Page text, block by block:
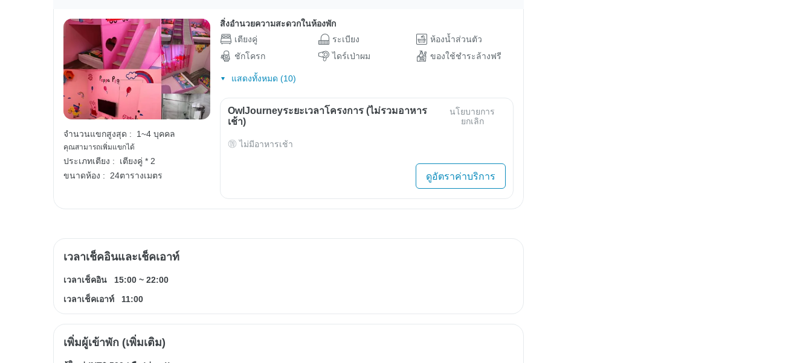
จำนวนแขกสูงสุด : 1~4 บุคคล
คุณสามารถเพิ่มแขกได้
ประเภทเตียง :
เตียงคู่ * 2
ขนาดห้อง :
24ตารางเมตร
สิ่งอำนวยความสะดวกในห้องพัก
เตียงคู่
ระเบียง
ห้องน้ำส่วนตัว
ชักโครก
ไดร์เป่าผม ของใช้ชำระล้างฟรี
แสดงทั้งหมด (10)
OwlJourneyระยะเวลาโครงการ (ไม่รวมอาหาร
เช้า)
นโยบายการ
ยกเลิก
ไม่มีอาหารเช้า
ดูอัตราค่าบริการ
เวลาเช็คอินและเช็คเอาท์
เวลาเช็คอิน 15:00 ~ 22:00
เวลาเช็คเอาท์
11:00
เพิ่มผู้เข้าพัก (เพิ่มเติม)